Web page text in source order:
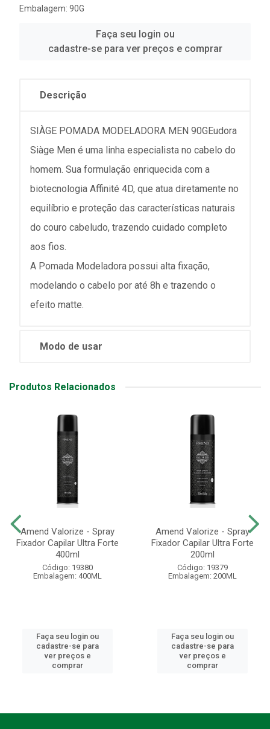
Embalagem: 90G
Faça seu login ou
cadastre-se para ver preços e comprar
Descrição
SIÀGE POMADA MODELADORA MEN 90GEudora
Siàge Men é uma linha especialista no cabelo do
homem. Sua formulação enriquecida com a
biotecnologia Affinité 4D, que atua diretamente no
equilíbrio e proteção das características naturais
do couro cabeludo, trazendo cuidado completo
aos fios.
A Pomada Modeladora possui alta fixação,
modelando o cabelo por até 8h e trazendo o
efeito matte.
Modo de usar
Produtos Relacionados
Amend Valorize - Spray
Fixador Capilar Ultra Forte
400ml
Código: 19380
Embalagem: 400ML
Faça seu login ou
cadastre-se para
ver preços e
comprar
Amend Valorize - Spray
Fixador Capilar Ultra Forte
200ml
Código: 19379
Embalagem: 200ML
Faça seu login ou
cadastre-se para
ver preços e
comprar